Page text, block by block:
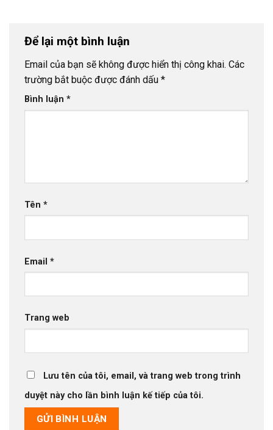
Để lại một bình luận
Email của bạn sẽ không được hiển thị công khai. Các
trường bắt buộc được đánh dấu *
Bình luận *
Tên *
Email *
Trang web
Lưu tên của tôi, email, và trang web trong trình
duyệt này cho lần bình luận kế tiếp của tôi.